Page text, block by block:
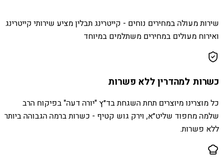
שירות מעולה במחירים נוחים - קייטרינג תבלין מציע שירותי קייטרינג
ואירוח מעולים במחירים משתלמים במיוחד
כשרות למהדרין ללא פשרות
כל מוצרינו מיוצרים תחת השגחת בד״ץ "יורה דעה" בפיקוח הרב
שלמה מחפוד שליט״א, וירק גוש קטיף - כשרות ברמה הגבוהה ביותר
ללא פשרות.